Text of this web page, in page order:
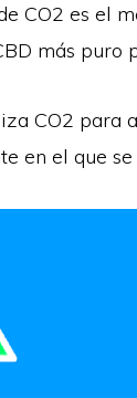
CO2 es el
más puro
CO2 para
en el que